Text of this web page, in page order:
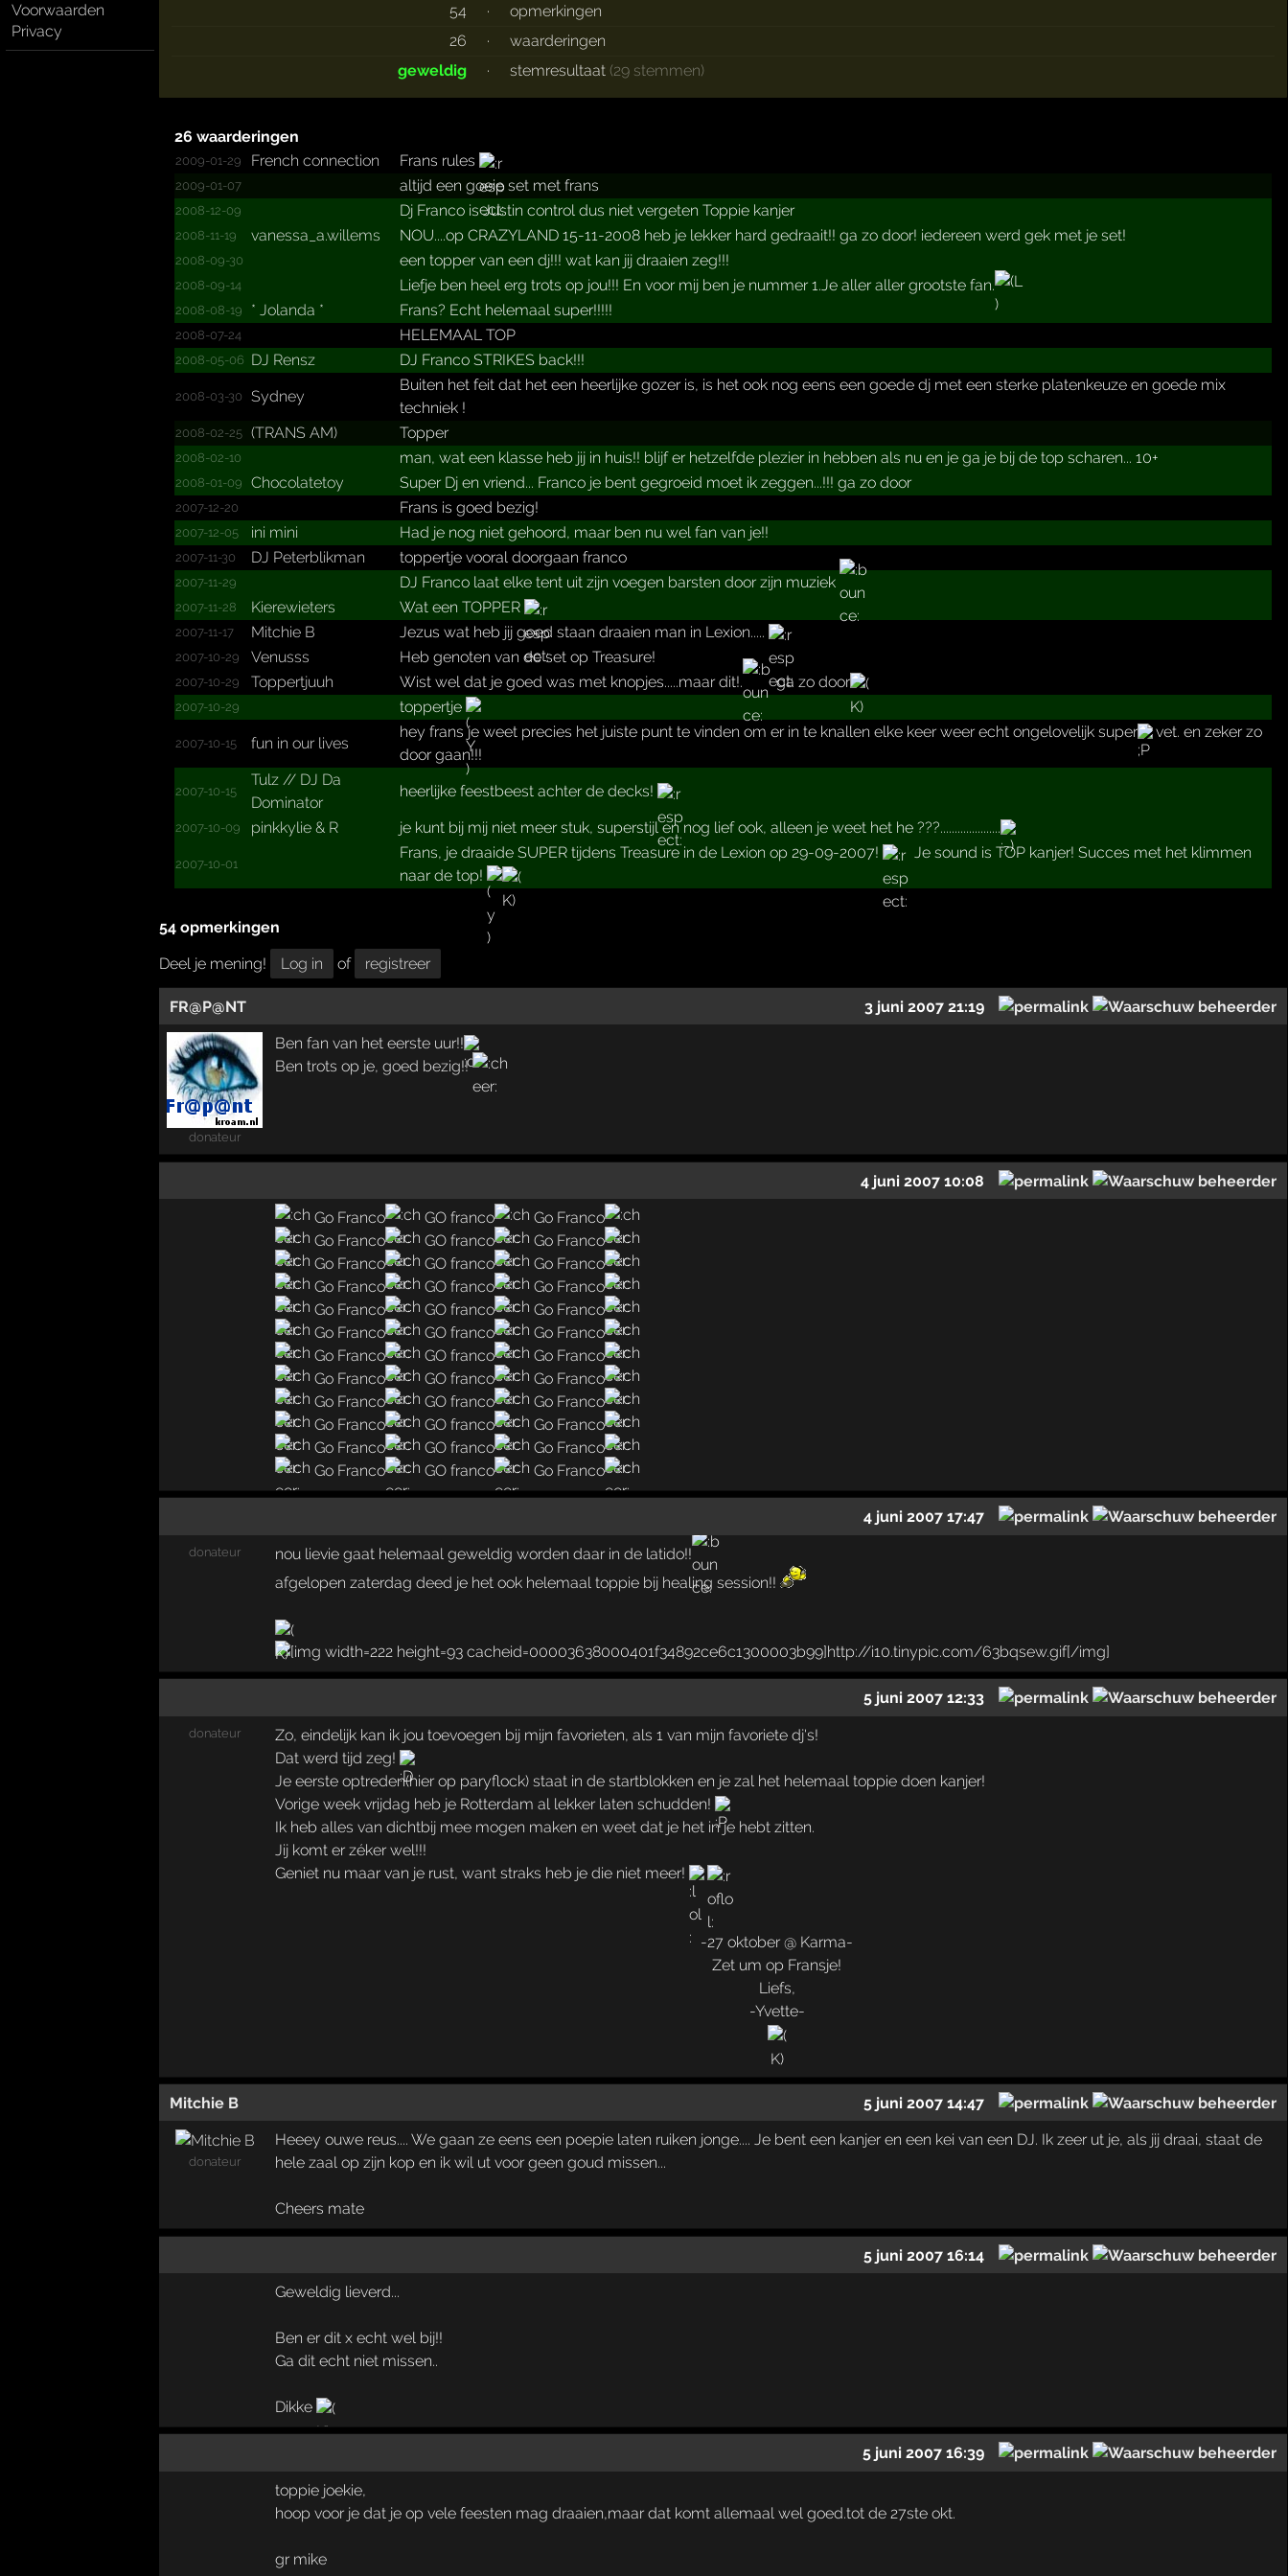
Voorwaarden
Privacy
54
·
opmerkingen
26
·
waarderingen
geweldig
· stemresultaat (29 stemmen)
26 waarderingen
2009-01-29 French connection Frans rules
2009-01-07 altijd een goeie set met frans
2008-12-09 Dj Franco is Justin control dus niet vergeten Toppie kanjer
2008-11-19 vanessa_­a.­willems NOU....op CRAZYLAND 15-11-2008 heb je lekker hard gedraait!! ga zo door! iedereen werd gek met je set!
2008-09-30 een topper van een dj!!! wat kan jij draaien zeg!!!
2008-09-14 Liefje ben heel erg trots op jou!!! En voor mij ben je nummer 1.Je aller aller grootste fan.
2008-08-19 * Jolanda * Frans? Echt helemaal super!!!!!
2008-07-24 HELEMAAL TOP
2008-05-06 DJ Rensz DJ Franco STRIKES back!!!
2008-03-30 Sydney
Buiten het feit dat het een heerlijke gozer is, is het ook nog eens een goede dj met een sterke platenkeuze en goede mix
techniek !
2008-02-25 (TRANS AM) Topper
2008-02-10 man, wat een klasse heb jij in huis!! blijf er hetzelfde plezier in hebben als nu en je ga je bij de top scharen... 10+
2008-01-09 Chocolatetoy Super Dj en vriend... Franco je bent gegroeid moet ik zeggen...!!! ga zo door
2007-12-20 Frans is goed bezig!
2007-12-05 ini mini Had je nog niet gehoord, maar ben nu wel fan van je!!
2007-11-30 DJ Peterb­likman toppertje vooral doorgaan franco
2007-11-29 DJ Franco laat elke tent uit zijn voegen barsten door zijn muziek
2007-11-28 Kierewieters Wat een TOPPER
2007-11-17 Mitchie B Jezus wat heb jij goed staan draaien man in Lexion.....
2007-10-29 Venusss Heb genoten van de set op Treasure!
2007-10-29 Toppertjuuh Wist wel dat je goed was met knopjes.....maar dit!. ga zo door
2007-10-29 toppertje
2007-10-15 fun in our lives
hey frans je weet precies het juiste punt te vinden om er in te knallen elke keer weer echt ongelovelijk super
vet. en zeker zo
door gaan!!!
2007-10-15
Tulz //­ DJ Da
Dominator
heerlijke feestbeest achter de decks!
2007-10-09 pinkkylie &­ R je kunt bij mij niet meer stuk, superstijl en nog lief ook, alleen je weet het he ???.....................
2007-10-01
Frans, je draaide SUPER tijdens Treasure in de Lexion op 29-09-2007!
Je sound is TOP kanjer! Succes met het klimmen
naar de top!
54 opmerkingen
Deel je mening!
Log in of registreer
FR@P@NT 3 juni 2007 21:19
donateur
Ben fan van het eerste uur!!
Ben trots op je, goed bezig!!
4 juni 2007 10:08
Go Franco GO franco
Go Franco
Go Franco
GO franco
Go Franco
Go Franco
GO franco
Go Franco
Go Franco
GO franco
Go Franco
Go Franco
GO franco
Go Franco
Go Franco
GO franco
Go Franco
Go Franco
GO franco
Go Franco
Go Franco
GO franco
Go Franco
Go Franco
GO franco
Go Franco
Go Franco
GO franco
Go Franco
Go Franco
GO franco
Go Franco
Go Franco
GO franco Go Franco
4 juni 2007 17:47
donateur
nou lievie gaat helemaal geweldig worden daar in de latido!!
afgelopen zaterdag deed je het ook helemaal toppie bij healing session!!
5 juni 2007 12:33
donateur
Zo, eindelijk kan ik jou toevoegen bij mijn favorieten, als 1 van mijn favoriete dj's!
Dat werd tijd zeg!
Je eerste optreden(hier op paryflock) staat in de startblokken en je zal het helemaal toppie doen kanjer!
Vorige week vrijdag heb je Rotterdam al lekker laten schudden!
Ik heb alles van dichtbij mee mogen maken en weet dat je het in je hebt zitten.
Jij komt er zéker wel!!!
Geniet nu maar van je rust, want straks heb je die niet meer!
-27 oktober @ Karma-
Zet um op Fransje!
Liefs,
-Yvette-
Mitchie B 5 juni 2007 14:47
donateur
Heeey ouwe reus.... We gaan ze eens een poepie laten ruiken jonge.... Je bent een kanjer en een kei van een DJ. Ik zeer ut je, als jij draai, staat de
hele zaal op zijn kop en ik wil ut voor geen goud missen...
Cheers mate
5 juni 2007 16:14
Geweldig lieverd...
Ben er dit x echt wel bij!!
Ga dit echt niet missen..
Dikke
5 juni 2007 16:39
toppie joekie,
hoop voor je dat je op vele feesten mag draaien,maar dat komt allemaal wel goed.tot de 27ste okt.
gr mike